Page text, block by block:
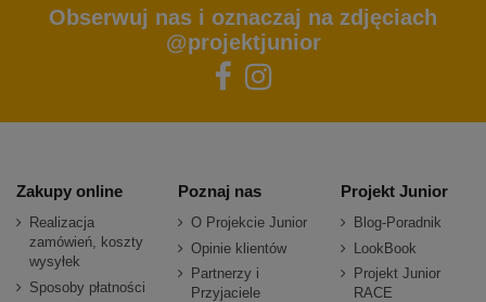
Obserwuj nas i oznaczaj na zdjęciach
@projektjunior
Zakupy online
Realizacja
zamówień, koszty
wysyłek
Sposoby płatności
Poznaj nas
O Projekcie Junior
Opinie klientów
Partnerzy i
Przyjaciele
Projekt Junior
Blog-Poradnik
LookBook
Projekt Junior
RACE